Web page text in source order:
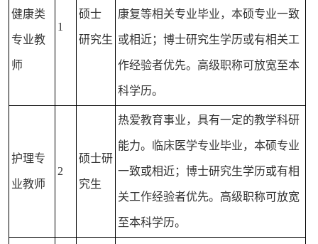
健康类
专业教
师
1
硕士
研究生
康复等相关专业毕业，本硕专业一致
或相近；博士研究生学历或有相关工
作经验者优先。高级职称可放宽至本
科学历。
护理专
业教师
2
硕士研
究生
热爱教育事业，具有一定的教学科研
能力。临床医学专业毕业，本硕专业
一致或相近；博士研究生学历或有相
关工作经验者优先。高级职称可放宽
至本科学历。